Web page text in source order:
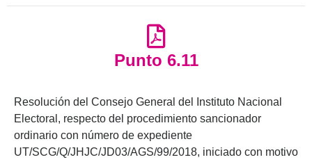
Punto 6.11
Resolución del Consejo General del Instituto Nacional
Electoral, respecto del procedimiento sancionador
ordinario con número de expediente
UT/SCG/Q/JHJC/JD03/AGS/99/2018, iniciado con motivo